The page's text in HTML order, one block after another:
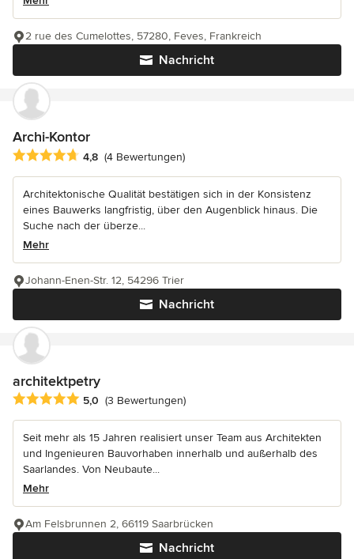
Nachricht
2 rue des Cumelottes, 57280, Feves, Frankreich
Archi-Kontor
Durchschnittliche Bewertung: 4.8 von 5 Sternen
4,8 (4 Bewertungen)
Architektonische Qualität bestätigen sich in der Konsistenz
eines Bauwerks langfristig, über den Augenblick hinaus. Die
Suche nach der überze...
Mehr
Nachricht
Johann-Enen-Str. 12, 54296 Trier
architektpetry
Durchschnittliche Bewertung: 5 von 5 Sternen
5,0 (3 Bewertungen)
Seit mehr als 15 Jahren realisiert unser Team aus Architekten
und Ingenieuren Bauvorhaben innerhalb und außerhalb des
Saarlandes. Von Neubaute...
Mehr
Nachricht
Am Felsbrunnen 2, 66119 Saarbrücken